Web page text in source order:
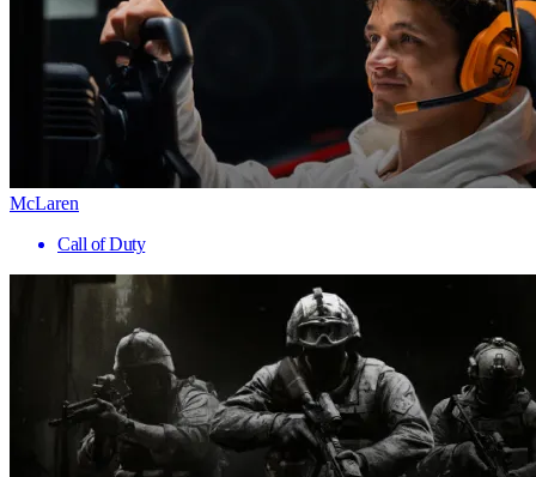
McLaren
Call of Duty